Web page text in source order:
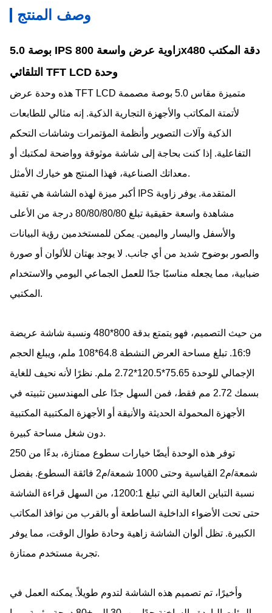
وصف المنتج
5.0 بوصة IPS زاوية عرض واسعة 800x480 دقة المكتب
التلقائي TFT LCD وحدة
هذه وحدة عرض TFT LCD متميزة مقاس 5.0 بوصة مصممة
لأتمتة المكاتب والأجهزة التجارية الذكية. إنه مثالي للطابعات
الذكية وآلات التصوير وأنظمة المؤتمرات وشاشات التحكم
التفاعلية. إذا كنت بحاجة إلى شاشة موثوقة وواضحة لمكتبك أو
معداتك الصناعية، فهذا المنتج هو خيارك الأمثل.
أكبر ميزة لهذه الشاشة هي تقنية IPS المتقدمة. يوفر زاوية
مشاهدة واسعة حقيقية تبلغ 80/80/80/80 درجة من الأعلى
والأسفل واليسار واليمين. يمكن للمستخدمين رؤية البيانات
والصور بوضوح شديد من أي جانب. لا يوجد بهتان للألوان أو صورة
ضبابية، مما يجعله مناسبًا جدًا للعمل الجماعي اليومي والاستخدام
المكتبي.
من حيث التصميم، فهو يتمتع بدقة 800*480 ونسبة شاشة عريضة
16:9. تبلغ مساحة العرض النشطة 64.8*108 ملم، ويبلغ الحجم
الإجمالي للوحدة 75.65*120.5*2.72 ملم. نظرًا لأنه نحيف للغاية
بسمك 2.72 مم فقط، فمن السهل جدًا على المهندسين تثبيته في
الأجهزة المحمولة الحديثة والأنيقة أو الأجهزة المكتبية المكتبية
دون شغل مساحة كبيرة.
توفر هذه الوحدة أيضًا خيارات سطوع ممتازة، بدءًا من 250
شمعة/م2 القياسية وحتى 1000 شمعة/م2 فائقة السطوع. بفضل
نسبة التباين العالية التي تبلغ 1200:1، من السهل قراءة الشاشة
حتى تحت الأضواء الداخلية الساطعة أو بالقرب من نوافذ المكاتب
الكبيرة. تظل ألوان الشاشة زاهية وحادة طوال الوقت، مما يوفر
تجربة مستخدم ممتازة.
وأخيرًا، تم تصميم هذه الشاشة لتدوم طويلاً. يمكنه العمل في